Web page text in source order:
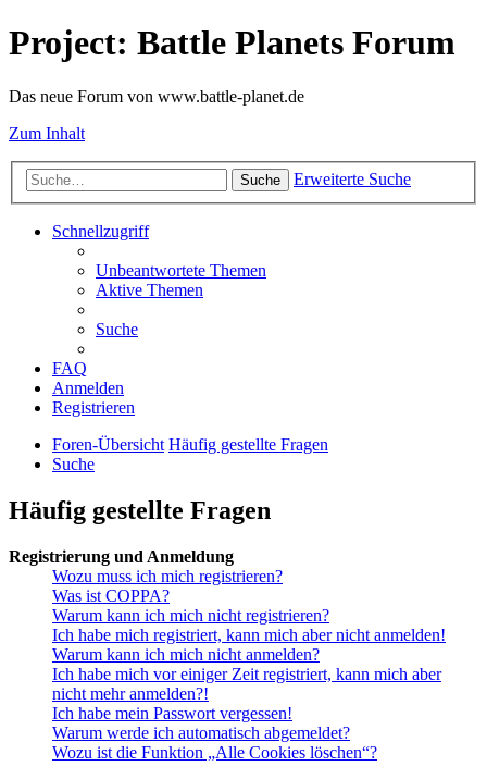
Project: Battle Planets Forum
Das neue Forum von www.battle-planet.de
Zum Inhalt
Suche Erweiterte Suche
Schnellzugriff
Unbeantwortete Themen
Aktive Themen
Suche
FAQ
Anmelden
Registrieren
Foren-Übersicht Häufig gestellte Fragen
Suche
Häufig gestellte Fragen
Registrierung und Anmeldung
Wozu muss ich mich registrieren?
Was ist COPPA?
Warum kann ich mich nicht registrieren?
Ich habe mich registriert, kann mich aber nicht anmelden!
Warum kann ich mich nicht anmelden?
Ich habe mich vor einiger Zeit registriert, kann mich aber
nicht mehr anmelden?!
Ich habe mein Passwort vergessen!
Warum werde ich automatisch abgemeldet?
Wozu ist die Funktion „Alle Cookies löschen“?